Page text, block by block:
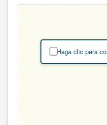
Haga clic para